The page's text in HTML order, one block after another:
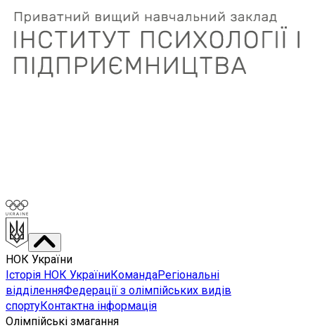
НОК України
Історія НОК УкраїниКомандаРегіональні
відділенняФедерації з олімпійських видів
спортуКонтактна інформація
Олімпійські змагання